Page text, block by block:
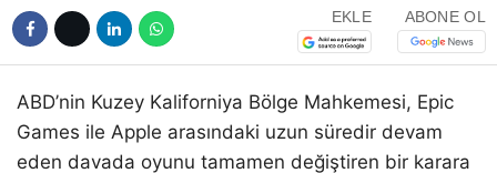
EKLE ABONE OL
ABD’nin Kuzey Kaliforniya Bölge Mahkemesi, Epic
Games ile Apple arasındaki uzun süredir devam
eden davada oyunu tamamen değiştiren bir karara